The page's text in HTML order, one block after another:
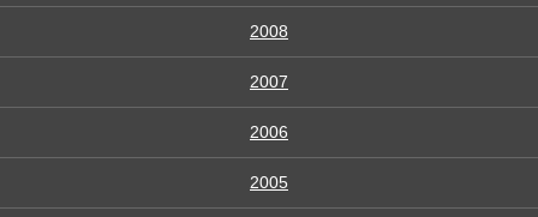
2008
2007
2006
2005